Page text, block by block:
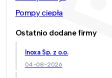
Pompy ciepła
Ostatnio dodane firmy
Inoxa Sp. z o.o.
04-08-2026